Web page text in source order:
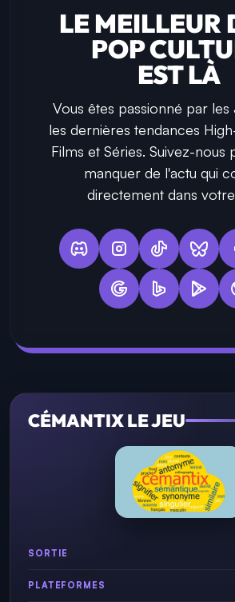
LE MEILLEUR
POP
EST LÀ
Vous êtes passionné par les
les dernières tendances
Films et Séries. Suivez-nous
manquer de l'actu qui
directement dans
CÉMANTIX LE JEU
SORTIE
PLATEFORMES